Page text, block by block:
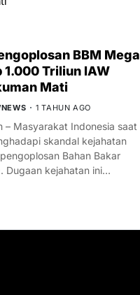
BBM Mega
1.000 Triliun IAW
Mati
1 TAHUN AGO
– Masyarakat Indonesia saat
skandal kejahatan
Bahan Bakar
Dugaan kejahatan ini…